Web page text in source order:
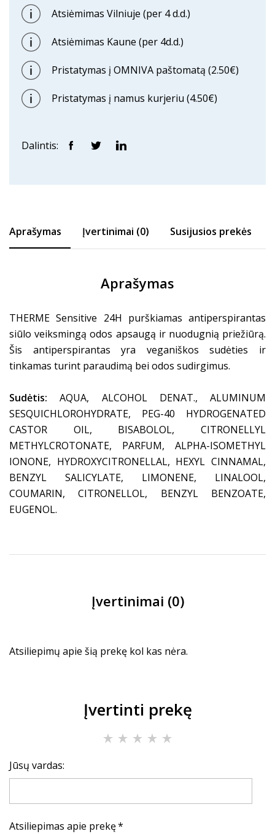
Atsiėmimas Vilniuje (per 4 d.d.)
Atsiėmimas Kaune (per 4d.d.)
Pristatymas į OMNIVA paštomatą (2.50€)
Pristatymas į namus kurjeriu (4.50€)
Dalintis:
Aprašymas Įvertinimai (0) Susijusios prekės
Aprašymas
THERME Sensitive 24H purškiamas antiperspirantas
siūlo veiksmingą odos apsaugą ir nuodugnią priežiūrą.
Šis antiperspirantas yra veganiškos sudėties ir
tinkamas turint paraudimą bei odos sudirgimus.
Sudėtis:AQUA, ALCOHOL DENAT., ALUMINUM
SESQUICHLOROHYDRATE, PEG-40 HYDROGENATED
CASTOR OIL, BISABOLOL, CITRONELLYL
METHYLCROTONATE, PARFUM, ALPHA-ISOMETHYL
IONONE, HYDROXYCITRONELLAL, HEXYL CINNAMAL,
BENZYL SALICYLATE, LIMONENE, LINALOOL,
COUMARIN, CITRONELLOL, BENZYL BENZOATE,
EUGENOL.
Įvertinimai (0)
Atsiliepimų apie šią prekę kol kas nėra.
Įvertinti prekę
Jūsų vardas:
Atsiliepimas apie prekę